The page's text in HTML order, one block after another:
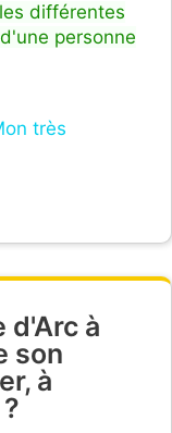
les différentes
personne
très
d'Arc à
son
à